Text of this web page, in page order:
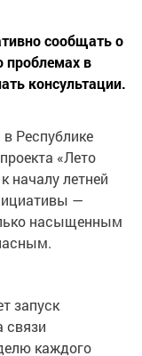
сообщать о
проблемах в
консультации.
Республике
«Лето
началу летней
—
насыщенным
запуск
связи
каждого